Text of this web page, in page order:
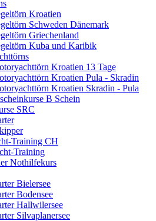
Kroatien
Schweden Dänemark
Griechenland
Kuba und Karibik
Kroatien 13 Tage
Kroatien Pula - Skradin
Kroatien Skradin - Pula
B Schein
SRC
Training CH
Training
Nothilfekurs
Bielersee
Bodensee
Hallwilersee
Silvaplanersee